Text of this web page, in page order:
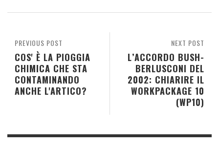
NEXT POST
L’ACCORDO BUSH-
BERLUSCONI DEL
2002: CHIARIRE IL
WORKPACKAGE 10
(WP10)
PREVIOUS POST
COS' È LA PIOGGIA
CHIMICA CHE STA
CONTAMINANDO
ANCHE L'ARTICO?